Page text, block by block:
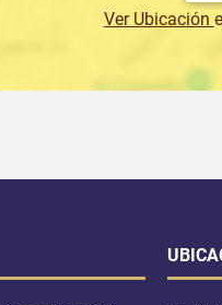
Ver Ubicación